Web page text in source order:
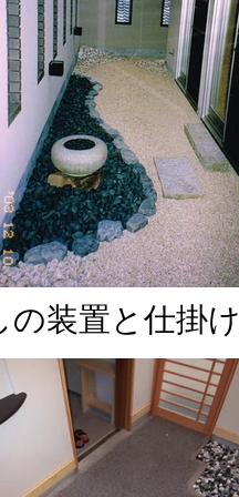
の装置と仕掛け